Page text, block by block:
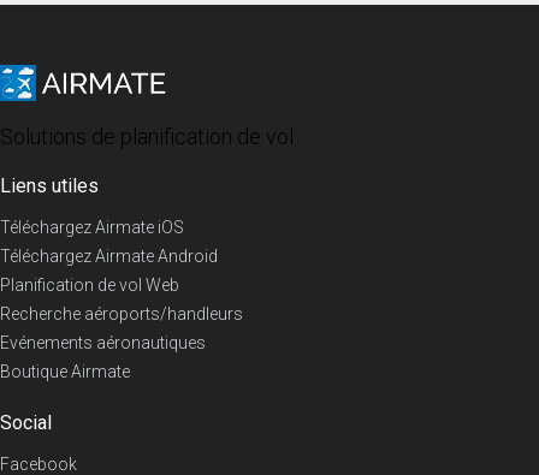
Solutions de planification de vol
Liens utiles
Téléchargez Airmate iOS
Téléchargez Airmate Android
Planification de vol Web
Recherche aéroports/handleurs
Evénements aéronautiques
Boutique Airmate
Social
Facebook